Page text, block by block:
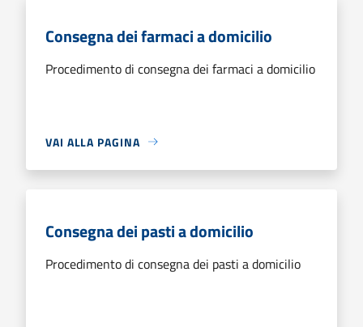
Consegna dei farmaci a domicilio
Procedimento di consegna dei farmaci a domicilio
VAI ALLA PAGINA
Consegna dei pasti a domicilio
Procedimento di consegna dei pasti a domicilio